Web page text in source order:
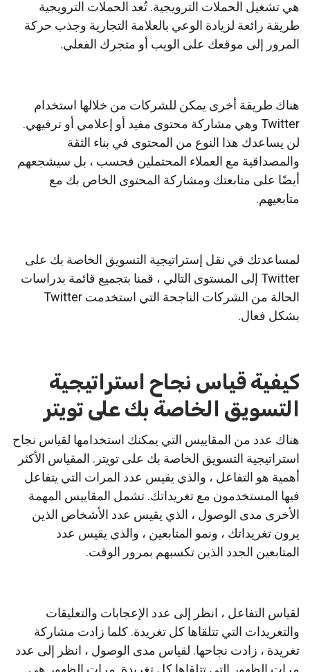
هي تشغيل الحملات الترويجية. تُعد الحملات الترويجية
طريقة رائعة لزيادة الوعي بالعلامة التجارية وجذب حركة
المرور إلى موقعك على الويب أو متجرك الفعلي.
هناك طريقة أخرى يمكن للشركات من خلالها استخدام
Twitter وهي مشاركة محتوى مفيد أو إعلامي أو ترفيهي.
لن يساعدك هذا النوع من المحتوى في بناء الثقة
والمصداقية مع العملاء المحتملين فحسب ، بل سيشجعهم
أيضًا على متابعتك ومشاركة المحتوى الخاص بك مع
متابعيهم.
لمساعدتك في نقل إستراتيجية التسويق الخاصة بك على
Twitter إلى المستوى التالي ، قمنا بتجميع قائمة بدراسات
الحالة من الشركات الناجحة التي استخدمت Twitter
بشكل فعال.
كيفية قياس نجاح استراتيجية
التسويق الخاصة بك على تويتر
هناك عدد من المقاييس التي يمكنك استخدامها لقياس نجاح
استراتيجية التسويق الخاصة بك على تويتر. المقياس الأكثر
أهمية هو التفاعل ، والذي يقيس عدد المرات التي يتفاعل
فيها المستخدمون مع تغريداتك. تشمل المقاييس المهمة
الأخرى مدى الوصول ، الذي يقيس عدد الأشخاص الذين
يرون تغريداتك ، ونمو المتابعين ، والذي يقيس عدد
المتابعين الجدد الذين تكسبهم بمرور الوقت.
لقياس التفاعل ، انظر إلى عدد الإعجابات والتعليقات
والتغريدات التي تتلقاها كل تغريدة. كلما زادت مشاركة
تغريدة ، زادت نجاحها. لقياس مدى الوصول ، انظر إلى عدد
مرات الظهور التي تتلقاها كل تغريدة. مرات الظهور هي